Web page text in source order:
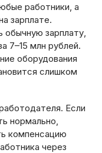
работники, а
зарплате.
обычную зарплату,
7–15 млн рублей.
оборудования
слишком
Если
нормально,
компенсацию
через